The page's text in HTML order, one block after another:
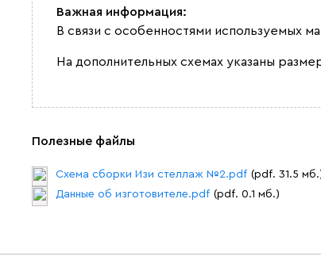
Важная информация:
В связи с особенностями используемых
На дополнительных схемах указаны
Полезные файлы
Схема сборки Изи стеллаж №2.pdf (pdf. 31.5
Данные об изготовителе.pdf (pdf. 0.1 мб.)